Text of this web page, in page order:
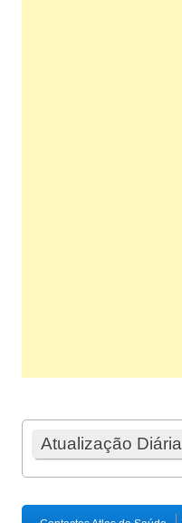
Atualização Diária